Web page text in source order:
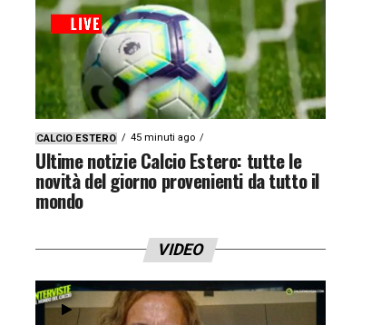
CALCIO ESTERO 45 minuti ago
Ultime notizie Calcio Estero: tutte le
novità del giorno provenienti da tutto il
mondo
VIDEO